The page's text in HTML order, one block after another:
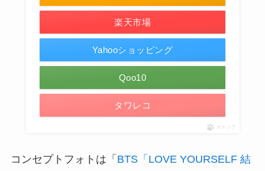
楽天市場
Yahooショッピング
Qoo10
タワレコ
ポチップ
コンセプトフォトは「 BTS「LOVE YOURSELF 結